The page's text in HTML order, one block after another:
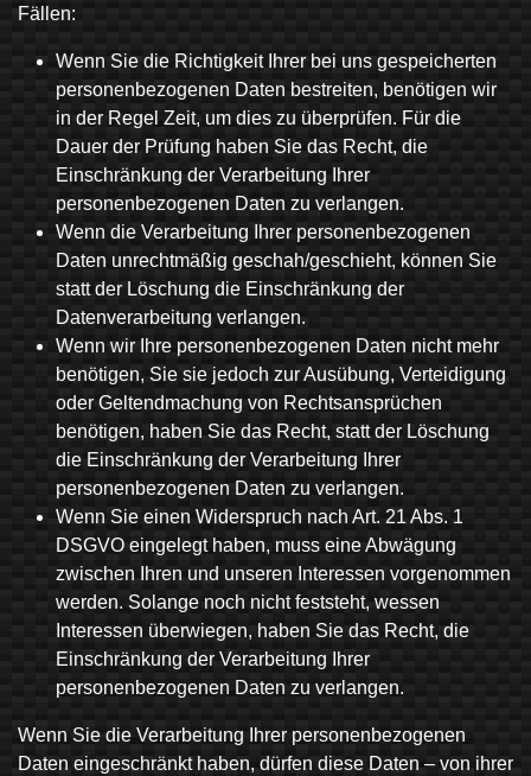
Fällen:
Wenn Sie die Richtigkeit Ihrer bei uns gespeicherten
personenbezogenen Daten bestreiten, benötigen wir
in der Regel Zeit, um dies zu überprüfen. Für die
Dauer der Prüfung haben Sie das Recht, die
Einschränkung der Verarbeitung Ihrer
personenbezogenen Daten zu verlangen.
Wenn die Verarbeitung Ihrer personenbezogenen
Daten unrechtmäßig geschah/geschieht, können Sie
statt der Löschung die Einschränkung der
Datenverarbeitung verlangen.
Wenn wir Ihre personenbezogenen Daten nicht mehr
benötigen, Sie sie jedoch zur Ausübung, Verteidigung
oder Geltendmachung von Rechtsansprüchen
benötigen, haben Sie das Recht, statt der Löschung
die Einschränkung der Verarbeitung Ihrer
personenbezogenen Daten zu verlangen.
Wenn Sie einen Widerspruch nach Art. 21 Abs. 1
DSGVO eingelegt haben, muss eine Abwägung
zwischen Ihren und unseren Interessen vorgenommen
werden. Solange noch nicht feststeht, wessen
Interessen überwiegen, haben Sie das Recht, die
Einschränkung der Verarbeitung Ihrer
personenbezogenen Daten zu verlangen.
Wenn Sie die Verarbeitung Ihrer personenbezogenen
Daten eingeschränkt haben, dürfen diese Daten – von ihrer